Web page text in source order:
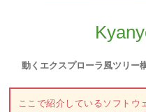
動くエクスプローラ風ツリー
ここで紹介しているソフトウ